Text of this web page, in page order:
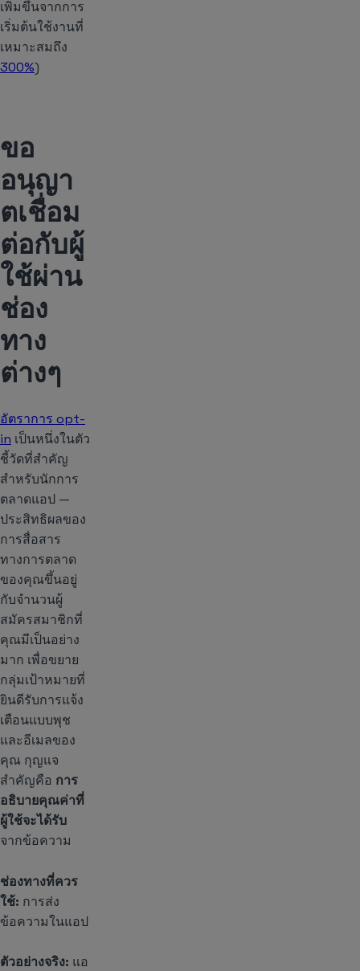
เพิ่มขึ้นจากการ
เริ่มต้นใช้งานที่
เหมาะสมถึง
300%)
ขอ
อนุญา
ตเชื่อม
ต่อกับผู้
ใช้ผ่าน
ช่อง
ทาง
ต่างๆ
อัตราการ opt-
in เป็นหนึ่งในตัว
ชี้วัดที่สำคัญ
สำหรับนักการ
ตลาดแอป —
ประสิทธิผลของ
การสื่อสาร
ทางการตลาด
ของคุณขึ้นอยู่
กับจำนวนผู้
สมัครสมาชิกที่
คุณมีเป็นอย่าง
มาก เพื่อขยาย
กลุ่มเป้าหมายที่
ยินดีรับการแจ้ง
เตือนแบบพุช
และอีเมลของ
คุณ กุญแจ
สำคัญคือ การ
อธิบายคุณค่าที่
ผู้ใช้จะได้รับ
จากข้อความ
ช่องทางที่ควร
ใช้: การส่ง
ข้อความในแอป
ตัวอย่างจริง: แอ